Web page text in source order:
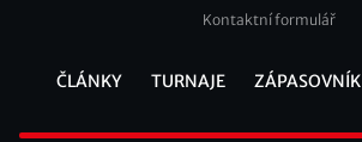
Kontaktní formulář
ČLÁNKY TURNAJE ZÁPASOVNÍK